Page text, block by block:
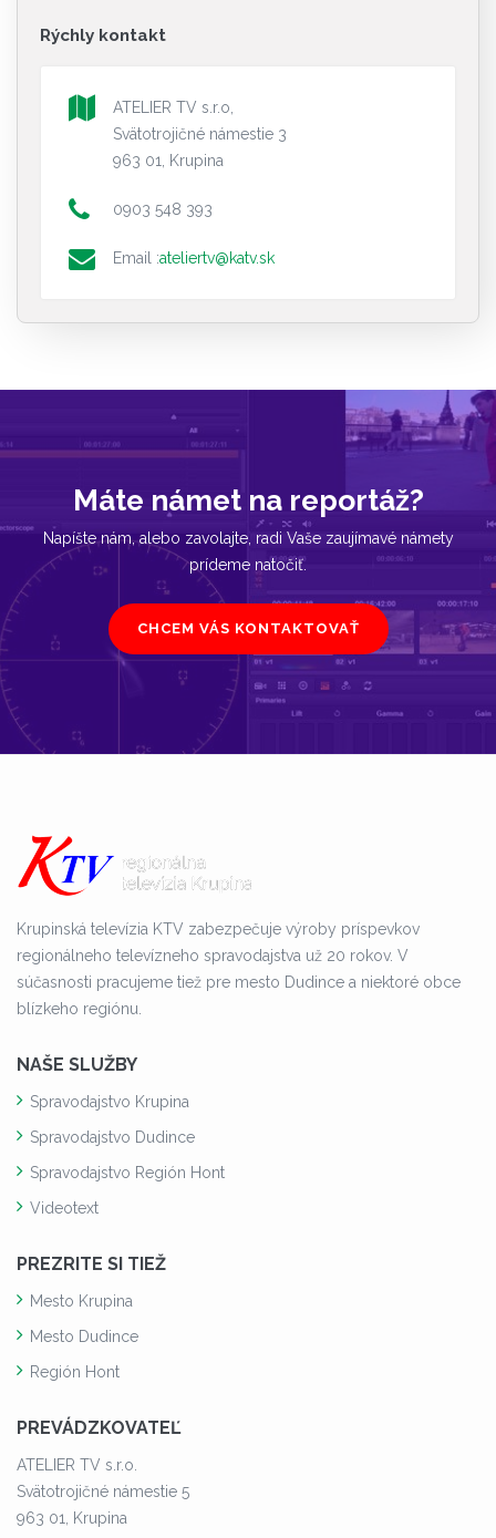
Rýchly kontakt
ATELIER TV s.r.o,
Svätotrojičné námestie 3
963 01, Krupina
0903 548 393
Email :ateliertv@katv.sk
Máte námet na reportáž?
Napíšte nám, alebo zavolajte, radi Vaše zaujímavé námety
prídeme natočiť.
CHCEM VÁS KONTAKTOVAŤ
Krupinská televízia KTV zabezpečuje výroby príspevkov
regionálneho televízneho spravodajstva už 20 rokov. V
súčasnosti pracujeme tiež pre mesto Dudince a niektoré obce
blízkeho regiónu.
NAŠE SLUŽBY
Spravodajstvo Krupina
Spravodajstvo Dudince
Spravodajstvo Región Hont
Videotext
PREZRITE SI TIEŽ
Mesto Krupina
Mesto Dudince
Región Hont
PREVÁDZKOVATEĽ
ATELIER TV s.r.o.
Svätotrojičné námestie 5
963 01, Krupina